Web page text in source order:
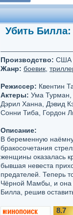
Убить
Производство: США
Жанр: боевик
Режиссер: Квентин
Актеры: Ума
Дэрил Ханна, Дэвид
Сонни Тиба, Гордон
Описание:
В беременную
бракосочетания
женщины оказалась
бывшая невеста
предателей. Теперь
Чёрной Мамбы, и она
Билла, решив
8.7